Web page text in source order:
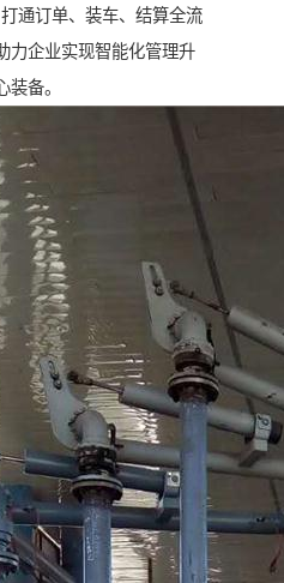
通订单、装车、结算全流
力企业实现智能化管理升
备。